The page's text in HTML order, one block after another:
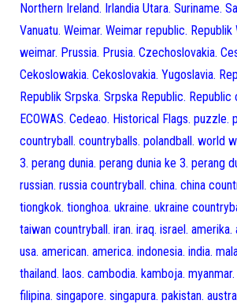
Northern Ireland. Irlandia Utara. Suriname.
Vanuatu. Weimar. Weimar republic. Republik
weimar. Prussia. Prusia. Czechoslovakia.
Cekoslowakia. Cekoslovakia. Yugoslavia.
Republik Srpska. Srpska Republic. Republic
ECOWAS. Cedeao. Historical Flags. puzzle.
countryball. countryballs. polandball. world
3. perang dunia. perang dunia ke 3. perang
russian. russia countryball. china. china
tiongkok. tionghoa. ukraine. ukraine
taiwan countryball. iran. iraq. israel. amerika.
usa. american. america. indonesia. india.
thailand. laos. cambodia. kamboja.
filipina. singapore. singapura. pakistan.